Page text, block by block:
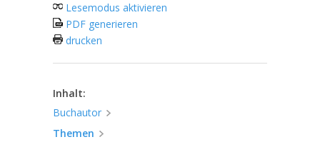
Lesemodus aktivieren
PDF generieren
drucken
Inhalt:
Buchautor
Themen